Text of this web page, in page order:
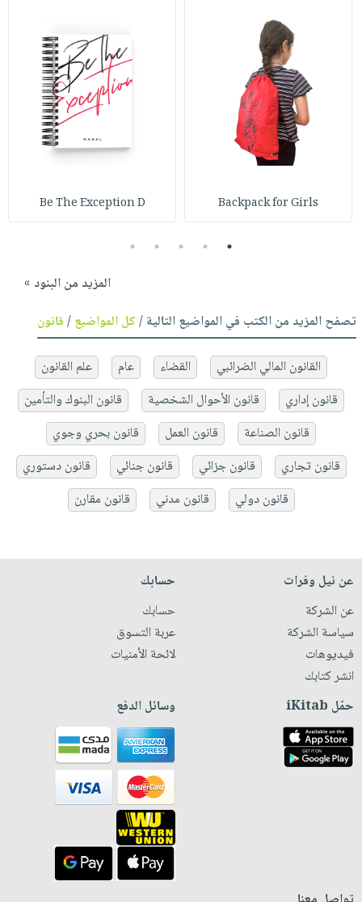
Backpack for Girls
Be The Exception D
1
2
3
4
5
المزيد من البنود »
تصفح المزيد من الكتب في المواضيع التالية /كل المواضيع/قانون
القانون المالي الضرائبي القضاء عام
علم القانون
قانون إداري
قانون الأحوال الشخصية
قانون البنوك والتأمين
قانون الصناعة
قانون العمل
قانون بحري وجوي
قانون تجاري
قانون جزائي قانون جنائي
قانون دستوري
قانون دولي
قانون مدني قانون مقارن
عن نيل وفرات
عن الشركة
سياسة الشركة
فيديوهات
انشر كتابك
حسابك
حسابك
عربة التسوق
لائحة الأمنيات
حمّل iKitab وسائل الدفع